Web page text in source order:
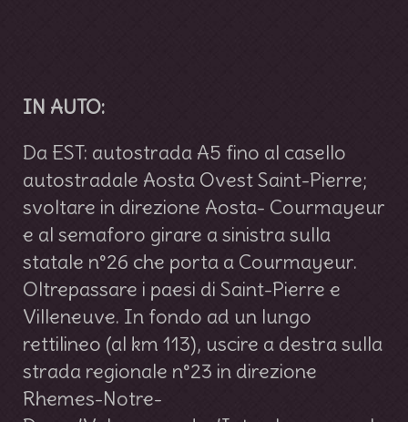
IN AUTO:
Da EST: autostrada A5 fino al casello
autostradale Aosta Ovest Saint-Pierre;
svoltare in direzione Aosta- Courmayeur
e al semaforo girare a sinistra sulla
statale n°26 che porta a Courmayeur.
Oltrepassare i paesi di Saint-Pierre e
Villeneuve. In fondo ad un lungo
rettilineo (al km 113), uscire a destra sulla
strada regionale n°23 in direzione
Rhemes-Notre-